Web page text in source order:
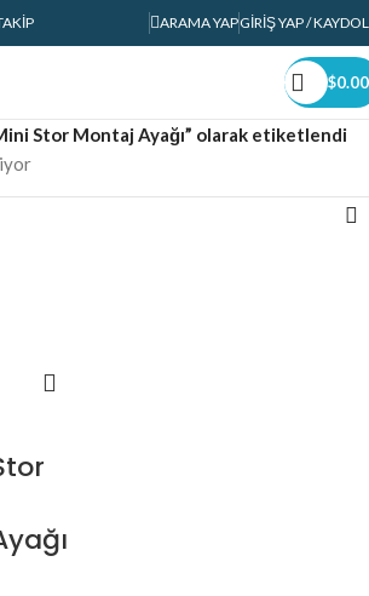
ARAMA YAPGIRIŞ YAP / KAYDOL
$0.00
Stor Montaj Ayağı” olarak etiketlendi